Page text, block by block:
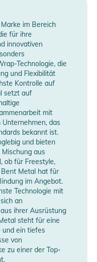
und
und Warnungen
im Bereich
für ihre
innovativen
Technologie, die
und Flexibilität
Kontrolle auf
setzt auf
mit
das
bekannt ist.
und bieten
aus
ob für Freestyle,
Metal hat für
im Angebot.
Technologie mit
an
ihrer Ausrüstung
steht für eine
ein tiefes
von
zu einer der Top-